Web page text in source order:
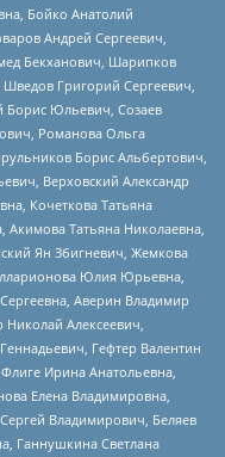
Бойко Анатолий
Андрей Сергеевич,
Бекханович, Шарипков
Григорий Сергеевич,
Борис Юльевич, Созаев
Романова Ольга
Борис Альбертович,
Верховский Александр
Кочеткова Татьяна
Акимова Татьяна Николаевна,
Ян Збигневич, Жемкова
Юлия Юрьевна,
Аверин Владимир
Алексеевич,
Гефтер Валентин
Ирина Анатольевна,
Елена Владимировна,
Владимирович, Беляев
Ганнушкина Светлана